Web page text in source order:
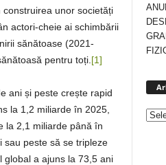
unor societăți
actori-cheie ai schimbării
sănătoase (2021-
pentru toți. [1]
ani și peste crește rapid
la 1,2 miliarde în 2025,
la 2,1 miliarde până în
sau peste să se tripleze
global a ajuns la 73,5 ani